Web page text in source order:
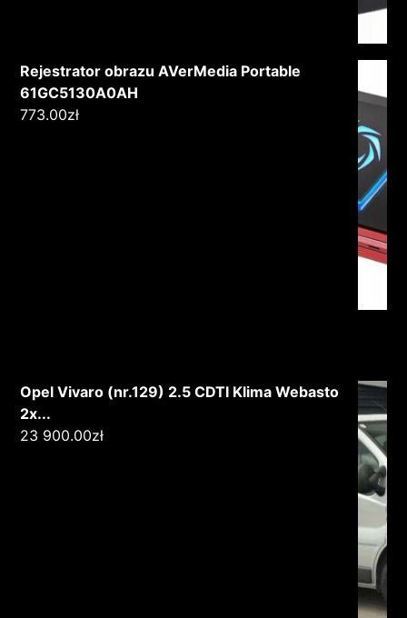
Rejestrator obrazu AVerMedia Portable
61GC5130A0AH
773.00zł
Opel Vivaro (nr.129) 2.5 CDTI Klima Webasto
2x...
23 900.00zł